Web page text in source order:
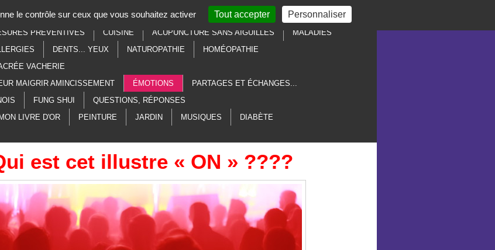
LITHOTHÉRAPIE
AU SECOURS, À L'AIDE, MERCI
PRÉVENTIVES
CUISINE ACUPUNCTURE SANS AIGUILLES
MALADIES
DENTS... YEUX NATUROPATHIE
HOMÉOPATHIE
VACHERIE
MAIGRIR AMINCISSEMENT
ÉMOTIONS
PARTAGES ET ÉCHANGES...
FUNG SHUI
QUESTIONS, RÉPONSES
MON LIVRE D'OR PEINTURE JARDIN MUSIQUES
DIABÈTE
est cet illustre « ON » ????
le contrôle sur ceux que vous souhaitez activer Tout accepter Personnaliser